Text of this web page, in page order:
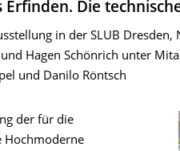
Die
in der SLUB Dresden,
Hagen Schönrich unter
und Danilo Röntsch
der für die
Hochmoderne